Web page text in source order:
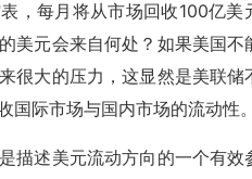
，每月将从市场回收100亿
美元会来自何处？如果美国
很大的压力，这显然是美联
国际市场与国内市场的流动性。
描述美元流动方向的一个有